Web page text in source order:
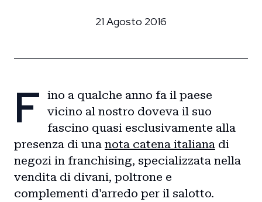
21 Agosto 2016
F ino a qualche anno fa il paese
vicino al nostro doveva il suo
fascino quasi esclusivamente alla
presenza di una nota catena italiana di
negozi in franchising, specializzata nella
vendita di divani, poltrone e
complementi d'arredo per il salotto.